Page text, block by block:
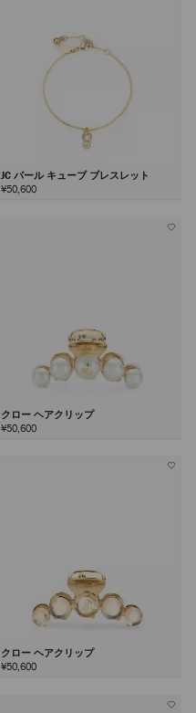
JC パール キューブ ブレスレット
¥50,600
クロー ヘアクリップ
¥50,600
クロー ヘアクリップ
¥50,600